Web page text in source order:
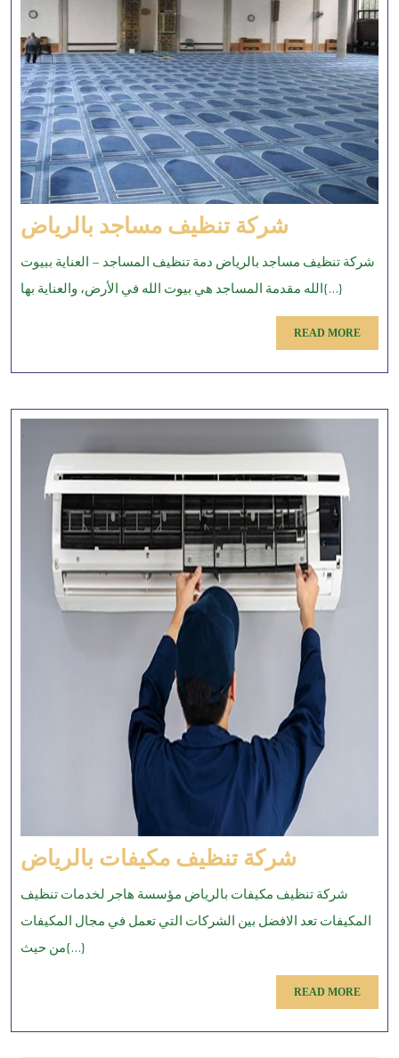
شركة تنظيف مساجد بالرياض
تنظيف
مساجد
شركة تنظيف مساجد بالرياض دمة تنظيف المساجد – العناية ببيوت
الله مقدمة المساجد هي بيوت الله في الأرض، والعناية بها{...}
READ MOREREAD
MORE
شركة تنظيف مكيفات بالرياض
تنظيف
مكيفات
شركة تنظيف مكيفات بالرياض مؤسسة هاجر لخدمات تنظيف
المكيفات تعد الافضل بين الشركات التي تعمل في مجال المكيفات
من حيث{...}
READ MOREREAD
MORE